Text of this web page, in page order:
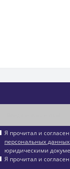
Я прочитал и
персональных данных
юридическими
Я прочитал и